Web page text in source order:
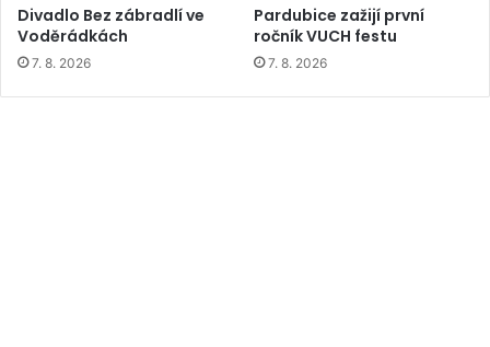
Divadlo Bez zábradlí ve
Voděrádkách
7. 8. 2026
Pardubice zažijí první
ročník VUCH festu
7. 8. 2026